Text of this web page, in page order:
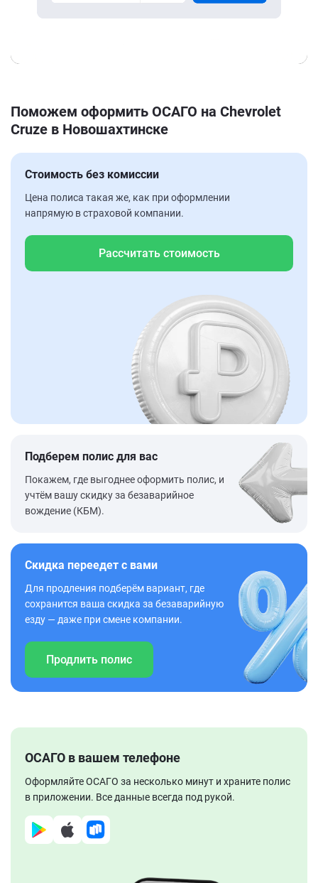
Поможем оформить ОСАГО на Chevrolet
Cruze в Новошахтинске
Стоимость без комиссии
Цена полиса такая же, как при оформлении
напрямую в страховой компании.
Рассчитать стоимость
Подберем полис для вас
Покажем, где выгоднее оформить полис, и
учтём вашу скидку за безаварийное
вождение (КБМ).
Скидка переедет с вами
Для продления подберём вариант, где
сохранится ваша скидка за безаварийную
езду — даже при смене компании.
Продлить полис
ОСАГО в вашем телефоне
Оформляйте ОСАГО за несколько минут и храните полис
в приложении. Все данные всегда под рукой.